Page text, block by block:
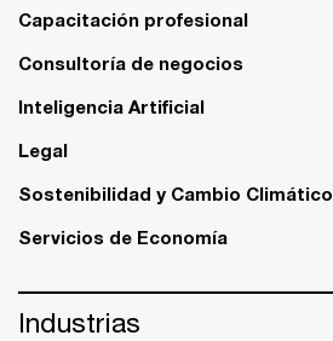
Capacitación profesional
Consultoría de negocios
Inteligencia Artificial
Legal
Sostenibilidad y Cambio Climático
Servicios de Economía
Industrias